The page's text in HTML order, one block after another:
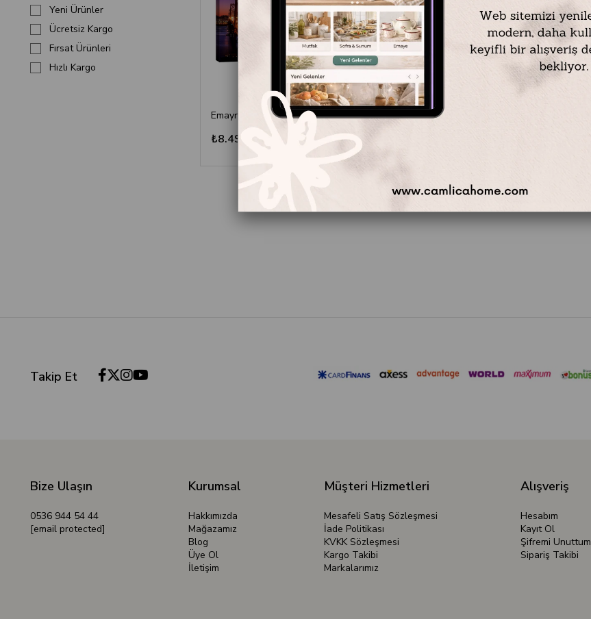
Yeni Ürünler
Ücretsiz Kargo
Fırsat Ürünleri
Hızlı Kargo
Emayra Gece Şehri Manzaralı Yağlı Boya Efektli Dokulu Tablo
₺8.499,00
Takip Et
Bize Ulaşın
0536 944 54 44
[email protected]
Kurumsal
Hakkımızda
Mağazamız
Blog
Üye Ol
İletişim
Müşteri Hizmetleri
Mesafeli Satış Sözleşmesi
İade Politikası
KVKK Sözleşmesi
Kargo Takibi
Markalarımız
Alışveriş
Hesabım
Kayıt Ol
Şifremi Unuttum
Sipariş Takibi